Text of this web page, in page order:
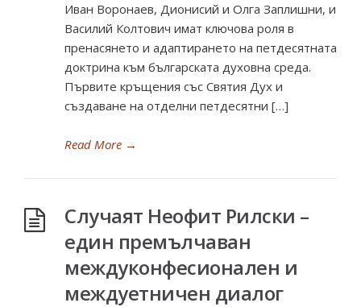
Иван Воронаев, Дионисий и Олга Заплишни, и
Василий Колтович имат ключова роля в
пренасянето и адаптирането на петдесятната
доктрина към българската духовна среда.
Първите кръщения със Святия Дух и
създаване на отделни петдесятни […]
Read More →
Случаят Неофит Рилски –
един премълчаван
междуконфесионален и
междуетничен диалог